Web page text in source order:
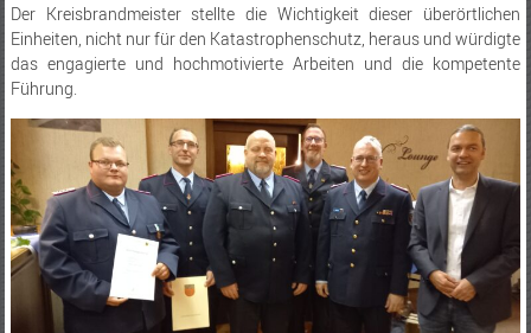
Der Kreisbrandmeister stellte die Wichtigkeit dieser überörtlichen
Einheiten, nicht nur für den Katastrophenschutz, heraus und würdigte
das engagierte und hochmotivierte Arbeiten und die kompetente
Führung.